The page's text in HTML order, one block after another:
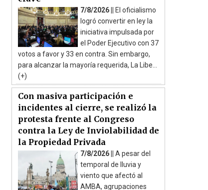
7/8/2026 ||
El oficialismo
logró convertir en ley la
iniciativa impulsada por
el Poder Ejecutivo con 37
votos a favor y 33 en contra. Sin embargo,
para alcanzar la mayoría requerida, La Libe...
(+)
Con masiva participación e
incidentes al cierre, se realizó la
protesta frente al Congreso
contra la Ley de Inviolabilidad de
la Propiedad Privada
7/8/2026 || A pesar del
temporal de lluvia y
viento que afectó al
AMBA, agrupaciones